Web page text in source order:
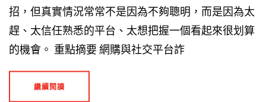
招，但真實情況常常不是因為不夠聰明，而是因為太
趕、太信任熟悉的平台、太想把握一個看起來很划算
的機會。 重點摘要 網購與社交平台詐
繼續閱讀